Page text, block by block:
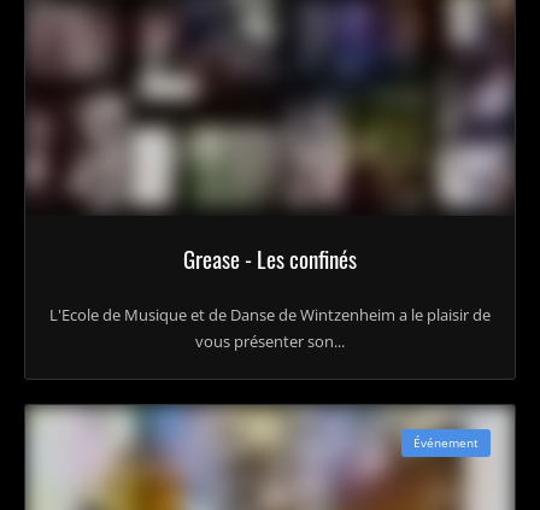
Grease - Les confinés
L'Ecole de Musique et de Danse de Wintzenheim a le plaisir de
vous présenter son...
Événement